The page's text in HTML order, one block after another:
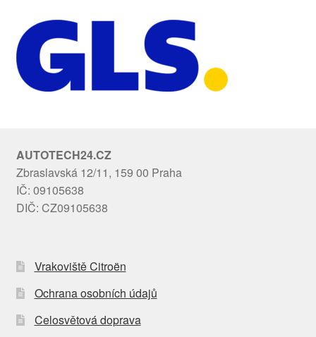
AUTOTECH24.CZ
Zbraslavská 12/11, 159 00 Praha
IČ: 09105638
DIČ: CZ09105638
Vrakoviště Citroën
Ochrana osobních údajů
Celosvětová doprava